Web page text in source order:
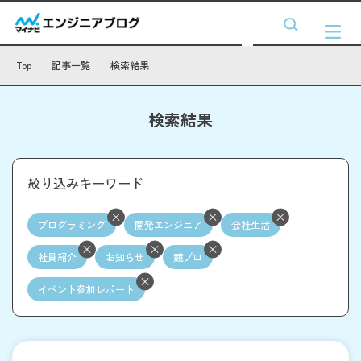
Top 記事一覧 検索結果
検索結果
絞り込みキーワード
プログラミング 開発エンジニア 会社生活
社員紹介 お知らせ 競プロ
イベント参加レポート